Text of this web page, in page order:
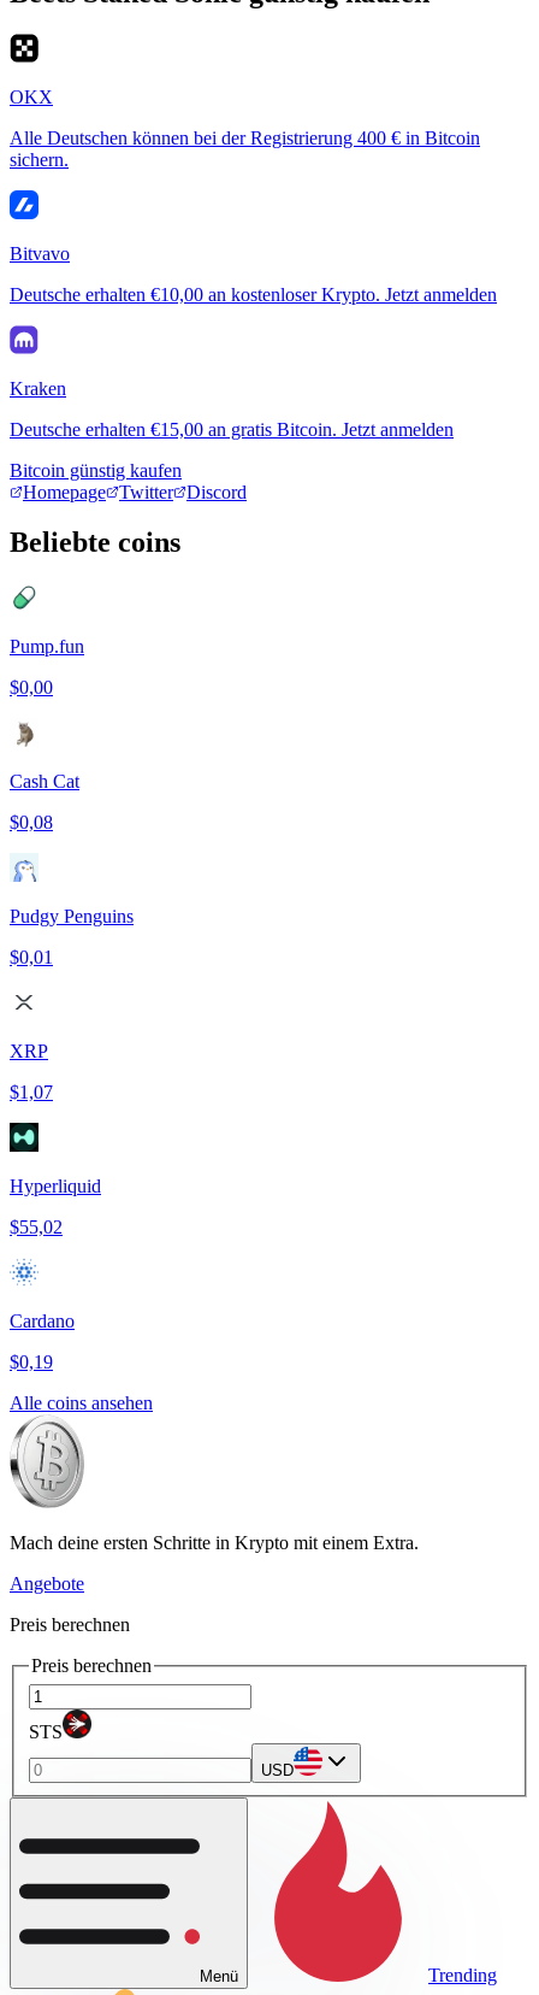
OKX
Alle Deutschen können bei der Registrierung 400 € in Bitcoin
sichern.
Bitvavo
Deutsche erhalten €10,00 an kostenloser Krypto. Jetzt anmelden
Kraken
Deutsche erhalten €15,00 an gratis Bitcoin. Jetzt anmelden
Bitcoin günstig kaufen
Homepage
Twitter Discord
Beliebte coins
Pump.fun
$0,00
Cash Cat
$0,08
Pudgy Penguins
$0,01
XRP
$1,07
Hyperliquid
$55,02
Cardano
$0,19
Alle coins ansehen
Mach deine ersten Schritte in Krypto mit einem Extra.
Angebote
Preis berechnen
Preis berechnen
STS
USD
Menü Trending